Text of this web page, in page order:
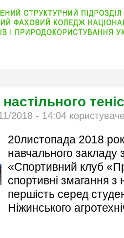
2018 - 14:04
20листопада 2018
навчального закладу
«Спортивний клуб
спортивні змагання з
першість серед
Ніжинського